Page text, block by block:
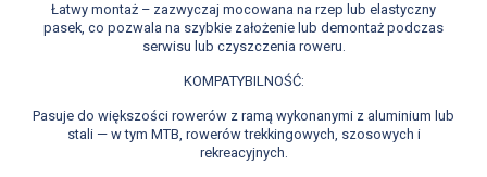
Łatwy montaż – zazwyczaj mocowana na rzep lub elastyczny
pasek, co pozwala na szybkie założenie lub demontaż podczas
serwisu lub czyszczenia roweru.
KOMPATYBILNOŚĆ:
Pasuje do większości rowerów z ramą wykonanymi z aluminium lub
stali — w tym MTB, rowerów trekkingowych, szosowych i
rekreacyjnych.